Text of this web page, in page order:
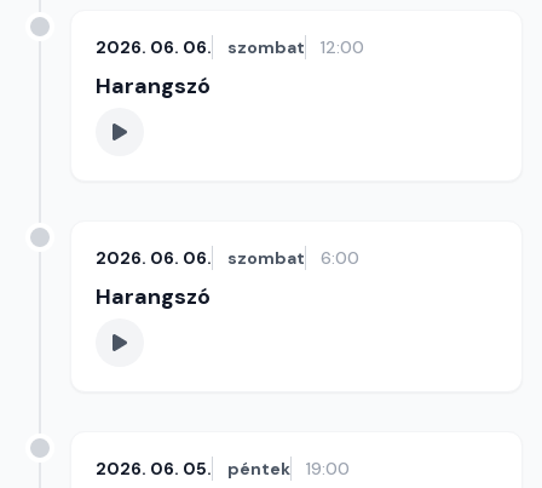
2026. 06. 06. szombat 12:00
Harangszó
2026. 06. 06. szombat 6:00
Harangszó
2026. 06. 05. péntek 19:00